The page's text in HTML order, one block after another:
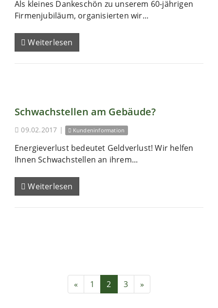
Als kleines Dankeschön zu unserem 60-jährigen
Firmenjubiläum, organisierten wir...
Weiterlesen
Schwachstellen am Gebäude?
09.02.2017 | Kundeninformation
Energieverlust bedeutet Geldverlust! Wir helfen
Ihnen Schwachstellen an ihrem...
Weiterlesen
« 1 2 3 »